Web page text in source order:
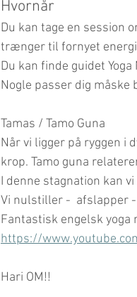
Hvornår
Du kan tage en session
trænger til fornyet
Du kan finde guidet
Nogle passer dig
Tamas / Tamo Guna
Når vi ligger på ryggen i
krop. Tamo guna
I denne stagnation kan vi
Vi nulstiller -  afslapper -
Fantastisk engelsk yoga
https://
Hari OM!!